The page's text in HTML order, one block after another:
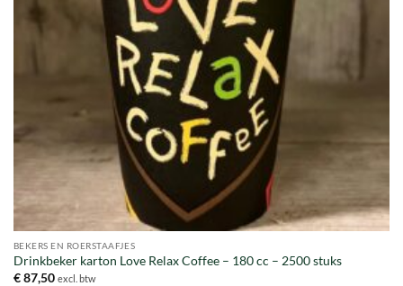
BEKERS EN ROERSTAAFJES
Drinkbeker karton Love Relax Coffee – 180 cc – 2500 stuks
€87,50 excl. btw